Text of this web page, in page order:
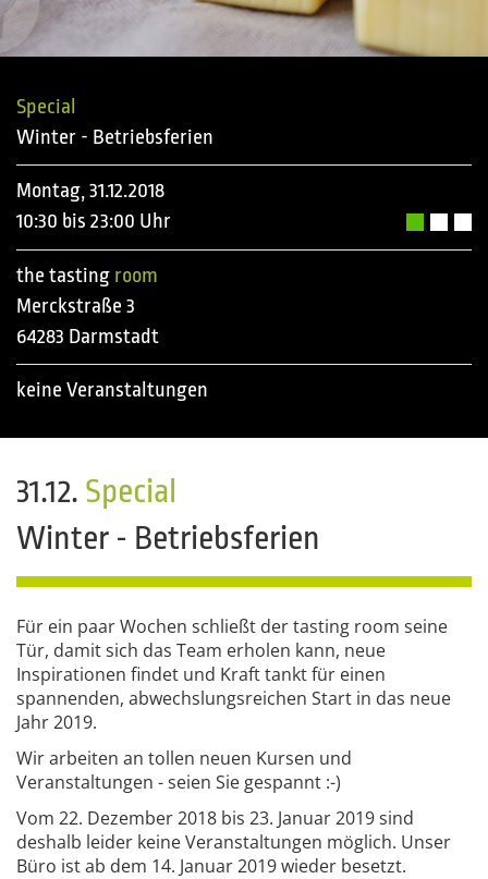
Special
Winter - Betriebsferien
Montag, 31.12.2018
10:30 bis 23:00 Uhr
the tasting room
Merckstraße 3
64283 Darmstadt
keine Veranstaltungen
31.12. Special
Winter - Betriebsferien
Für ein paar Wochen schließt der tasting room seine
Tür, damit sich das Team erholen kann, neue
Inspirationen findet und Kraft tankt für einen
spannenden, abwechslungsreichen Start in das neue
Jahr 2019.
Wir arbeiten an tollen neuen Kursen und
Veranstaltungen - seien Sie gespannt :-)
Vom 22. Dezember 2018 bis 23. Januar 2019 sind
deshalb leider keine Veranstaltungen möglich. Unser
Büro ist ab dem 14. Januar 2019 wieder besetzt.